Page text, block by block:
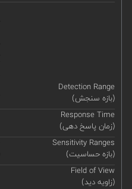
Detection Range
(بازه سنجش)
Response Time
(زمان پاسخ دهی)
Sensitivity Ranges
(بازه حساسیت)
Field of View
(زاویه دید)